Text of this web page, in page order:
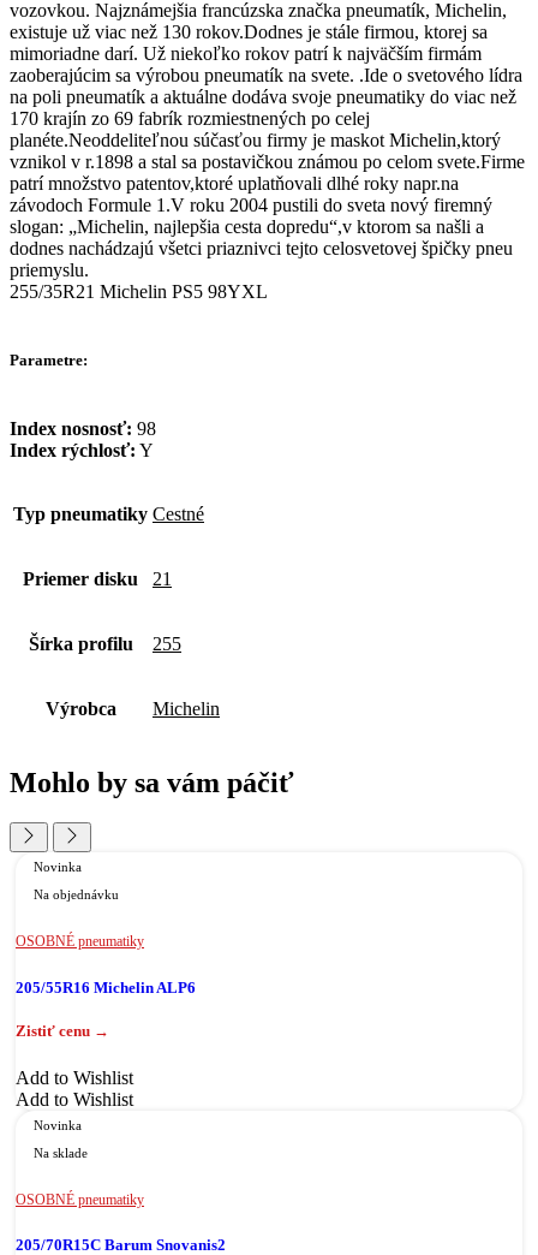
vozovkou. Najznámejšia francúzska značka pneumatík, Michelin,
existuje už viac než 130 rokov.Dodnes je stále firmou, ktorej sa
mimoriadne darí. Už niekoľko rokov patrí k najväčším firmám
zaoberajúcim sa výrobou pneumatík na svete. .Ide o svetového lídra
na poli pneumatík a aktuálne dodáva svoje pneumatiky do viac než
170 krajín zo 69 fabrík rozmiestnených po celej
planéte.Neoddeliteľnou súčasťou firmy je maskot Michelin,ktorý
vznikol v r.1898 a stal sa postavičkou známou po celom svete.Firme
patrí množstvo patentov,ktoré uplatňovali dlhé roky napr.na
závodoch Formule 1.V roku 2004 pustili do sveta nový firemný
slogan: „Michelin, najlepšia cesta dopredu“,v ktorom sa našli a
dodnes nachádzajú všetci priaznivci tejto celosvetovej špičky pneu
priemyslu.
255/35R21 Michelin PS5 98YXL
Parametre:
Index nosnosť: 98
Index rýchlosť: Y
Typ pneumatiky Cestné
Priemer disku 21
Šírka profilu 255
Výrobca Michelin
Mohlo by sa vám páčiť
Novinka
Na objednávku
OSOBNÉ pneumatiky
205/55R16 Michelin ALP6
Add to Wishlist
Add to Wishlist
Novinka
Na sklade
OSOBNÉ pneumatiky
205/70R15C Barum Snovanis2